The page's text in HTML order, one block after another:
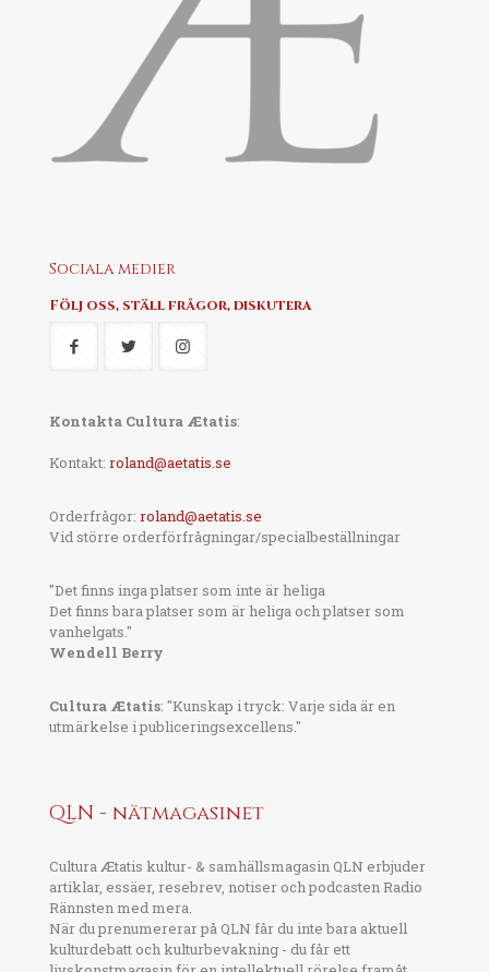
Sociala medier
Följ oss, ställ frågor, diskutera
Kontakta Cultura Ætatis:
Kontakt: roland@aetatis.se
Orderfrågor: roland@aetatis.se
Vid större orderförfrågningar/specialbeställningar
"Det finns inga platser som inte är heliga
Det finns bara platser som är heliga och platser som
vanhelgats."
Wendell Berry
Cultura Ætatis: "Kunskap i tryck: Varje sida är en
utmärkelse i publiceringsexcellens."
QLN - nätmagasinet
Cultura Ætatis kultur- & samhällsmagasin QLN erbjuder
artiklar, essäer, resebrev, notiser och podcasten Radio
Rännsten med mera.
När du prenumererar på QLN får du inte bara aktuell
kulturdebatt och kulturbevakning - du får ett